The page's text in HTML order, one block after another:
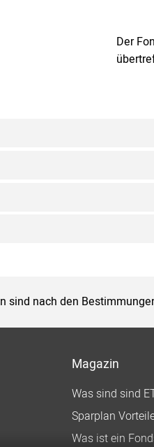
Der
sind nach den
Magazin
Was sind sind
Sparplan
Was ist ein